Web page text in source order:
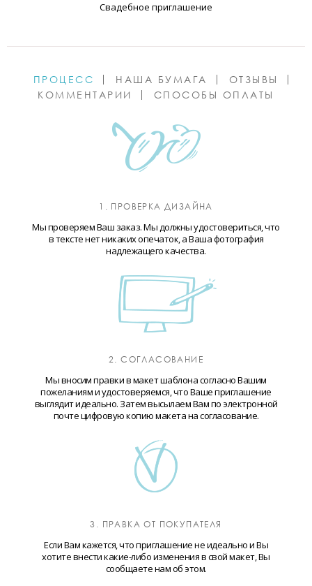
Свадебное приглашение
ПРОЦЕСС НАША БУМАГА
ОТЗЫВЫ
КОММЕНТАРИИ
СПОСОБЫ ОПЛАТЫ
1. ПРОВЕРКА ДИЗАЙНА
Мы проверяем Ваш заказ. Мы должны удостовериться, что
в тексте нет никаких опечаток, а Ваша фотография
надлежащего качества.
2. СОГЛАСОВАНИЕ
Мы вносим правки в макет шаблона согласно Вашим
пожеланиям и удостоверяемся, что Ваше приглашение
выглядит идеально. Затем высылаем Вам по электронной
почте цифровую копию макета на согласование.
3. ПРАВКА ОТ ПОКУПАТЕЛЯ
Если Вам кажется, что приглашение не идеально и Вы
хотите внести какие-либо изменения в свой макет, Вы
сообщаете нам об этом.